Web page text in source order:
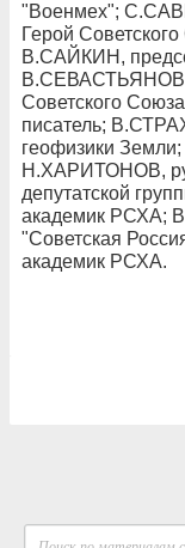
"Военмех";
Герой
В.САЙКИН,
В.СЕВАСТЬЯНОВ,
Советского
писатель;
геофизики
Н.ХАРИТОНОВ,
депутатской
академик РСХА;
"Советская
академик РСХА.